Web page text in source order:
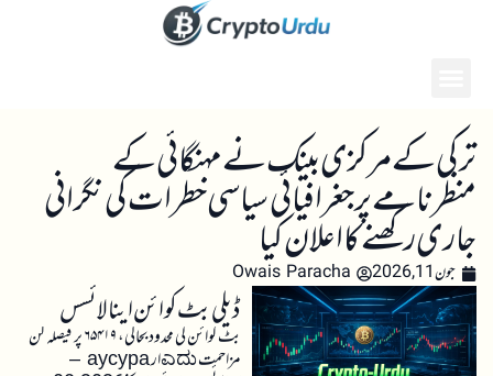
ترکی کے مرکزی بینک نے مہنگائی کے
منظرنامے پر جغرافیائی سیاسی خطرات کی نگرانی
جاری رکھنے کا اعلان کیا
جون 11, 2026 Owais Paracha
ڈیلی بٹ کوائن اینالائسس
بٹ کوائن کی محدود بحالی، ۶۵۴۱۹ پر فیصلہ کن
مزاحمت ಎದುار аусура –